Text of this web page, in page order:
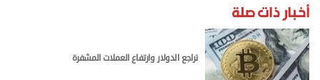
أخبار ذات صلة
تراجع الدولار وارتفاع العملات المشفرة